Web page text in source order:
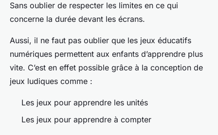
Sans oublier de respecter les limites en ce qui
concerne la durée devant les écrans.
Aussi, il ne faut pas oublier que les jeux éducatifs
numériques permettent aux enfants d’apprendre plus
vite. C’est en effet possible grâce à la conception de
jeux ludiques comme :
Les jeux pour apprendre les unités
Les jeux pour apprendre à compter